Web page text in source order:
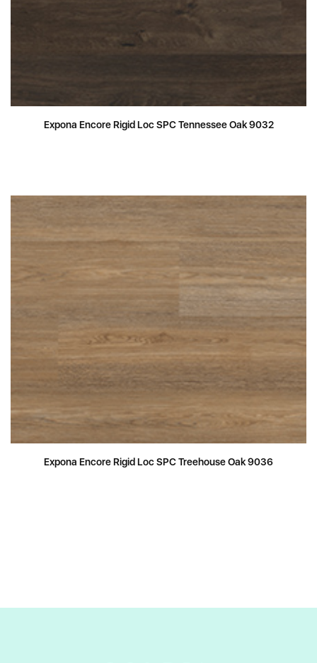
Expona Encore Rigid Loc SPC Tennessee Oak 9032
Expona Encore Rigid Loc SPC Treehouse Oak 9036